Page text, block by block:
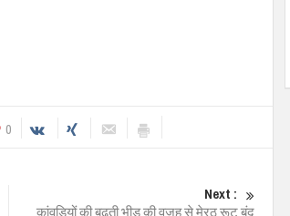
0
Next :
कांवड़ियों की बढ़ती भीड़ की वजह से मेरठ रूट बंद